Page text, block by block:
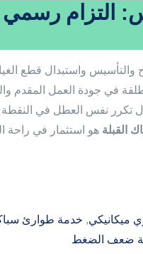
التزام
والتأسيس واستبدال قطع
في جودة العمل المقدم
تكرر نفس العطل في
القبلة هو استثمار في راحة
ميكانيكي, خدمة طوارئ
ضعف الضغط